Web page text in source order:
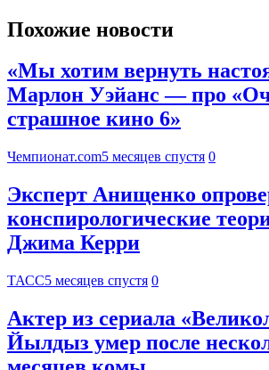
Похожие новости
«Мы хотим вернуть
Марлон Уэйанс — про
страшное кино 6»
Чемпионат.com5 месяцев спустя 0
Эксперт Анищенко
конспирологические
Джима Керри
ТАСС5 месяцев спустя 0
Актер из сериала
Йылдыз умер после